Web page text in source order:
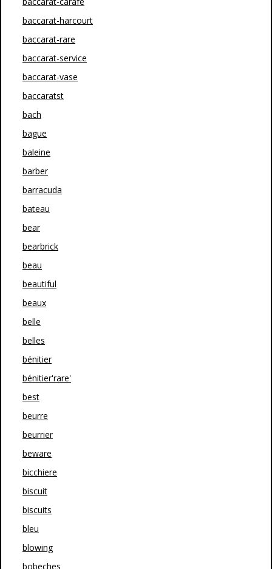
baccarat-harcourt
baccarat-rare
baccarat-service
baccarat-vase
baccaratst
bach
bague
baleine
barber
barracuda
bateau
bear
bearbrick
beau
beautiful
beaux
belle
belles
bénitier
bénitier'rare'
best
beurre
beurrier
beware
bicchiere
biscuit
biscuits
bleu
blowing
bobeches